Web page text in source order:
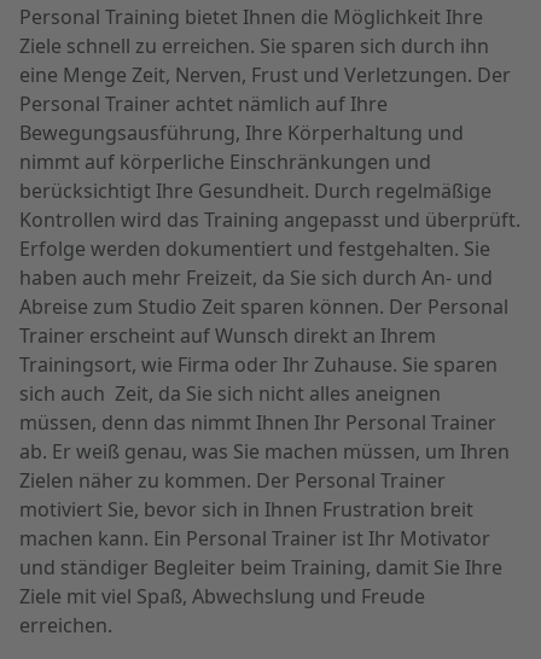
Personal Training bietet Ihnen die Möglichkeit Ihre
Ziele schnell zu erreichen. Sie sparen sich durch ihn
eine Menge Zeit, Nerven, Frust und Verletzungen. Der
Personal Trainer achtet nämlich auf Ihre
Bewegungsausführung, Ihre Körperhaltung und
nimmt auf körperliche Einschränkungen und
berücksichtigt Ihre Gesundheit. Durch regelmäßige
Kontrollen wird das Training angepasst und überprüft.
Erfolge werden dokumentiert und festgehalten. Sie
haben auch mehr Freizeit, da Sie sich durch An- und
Abreise zum Studio Zeit sparen können. Der Personal
Trainer erscheint auf Wunsch direkt an Ihrem
Trainingsort, wie Firma oder Ihr Zuhause. Sie sparen
sich auch Zeit, da Sie sich nicht alles aneignen
müssen, denn das nimmt Ihnen Ihr Personal Trainer
ab. Er weiß genau, was Sie machen müssen, um Ihren
Zielen näher zu kommen. Der Personal Trainer
motiviert Sie, bevor sich in Ihnen Frustration breit
machen kann. Ein Personal Trainer ist Ihr Motivator
und ständiger Begleiter beim Training, damit Sie Ihre
Ziele mit viel Spaß, Abwechslung und Freude
erreichen.